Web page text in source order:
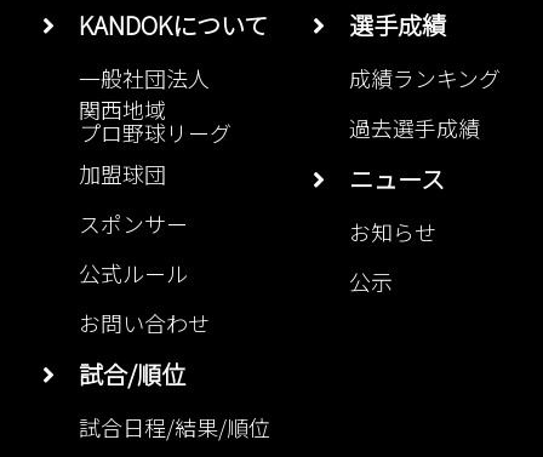
KANDOKについて
一般社団法人
関西地域
プロ野球リーグ
加盟球団
スポンサー
公式ルール
お問い合わせ
試合/順位
試合日程/結果/順位
選手成績
成績ランキング
過去選手成績
ニュース
お知らせ
公示